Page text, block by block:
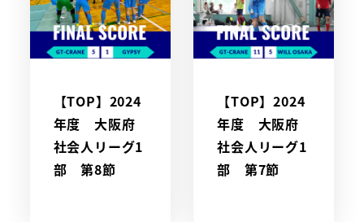
【TOP】2024
年度 大阪府
社会人リーグ1
部 第8節
【TOP】2024
年度 大阪府
社会人リーグ1
部 第7節